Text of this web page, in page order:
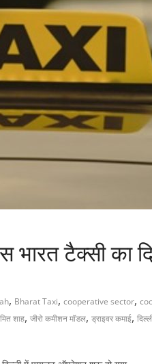
भारत टैक्सी का
, Bharat Taxi, cooperative sector,
शाह, जीरो कमीशन मॉडल, ड्राइवर कमाई,